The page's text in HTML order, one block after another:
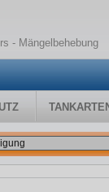
- Mängelbehebung